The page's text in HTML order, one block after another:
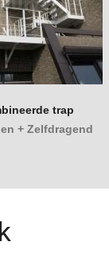
trap
+ Zelfdragend